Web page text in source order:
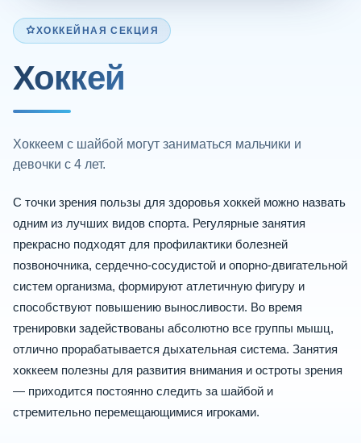
ХОККЕЙНАЯ СЕКЦИЯ
Хоккей
Хоккеем с шайбой могут заниматься мальчики и
девочки с 4 лет.
С точки зрения пользы для здоровья хоккей можно назвать
одним из лучших видов спорта. Регулярные занятия
прекрасно подходят для профилактики болезней
позвоночника, сердечно-сосудистой и опорно-двигательной
систем организма, формируют атлетичную фигуру и
способствуют повышению выносливости. Во время
тренировки задействованы абсолютно все группы мышц,
отлично прорабатывается дыхательная система. Занятия
хоккеем полезны для развития внимания и остроты зрения
— приходится постоянно следить за шайбой и
стремительно перемещающимися игроками.